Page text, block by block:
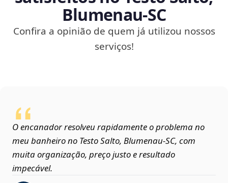
Blumenau‑SC
Confira a opinião de quem já utilizou nossos
serviços!
O encanador resolveu rapidamente o problema no
meu banheiro no Testo Salto, Blumenau‑SC, com
muita organização, preço justo e resultado
impecável.